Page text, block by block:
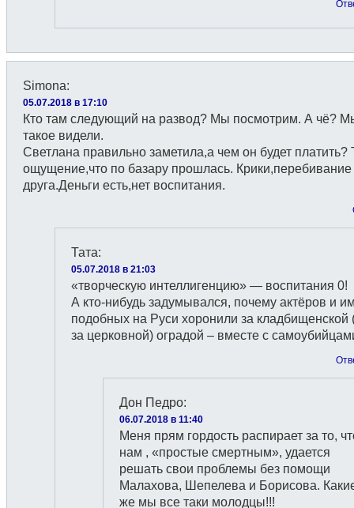
Simona:
05.07.2018 в 17:10
Кто там следующий на развод? Мы посмотрим. А чё?
такое видели.
Светлана правильно заметила,а чем он будет платить?
ощущение,что по базару прошлась. Крики,перебивание
друга.Деньги есть,нет воспитания.
Тата:
05.07.2018 в 21:03
«творческую интеллигенцию» — воспитания 0!
А кто-нибудь задумывался, почему актёров и
подобных на Руси хоронили за кладбищенской
за церковной) оградой – вместе с
Дон Педро:
06.07.2018 в 11:40
Меня прям гордость распирает за то,
нам , «простые смертным», удается
решать свои проблемы без помощи
Малахова, Шепелева и Борисова.
же мы все таки молодцы!!!